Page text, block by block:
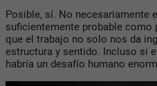
Posible, sí. No necesariamente
suficientemente probable
que el trabajo no solo nos da
estructura y sentido. Incluso si
habría un desafío humano